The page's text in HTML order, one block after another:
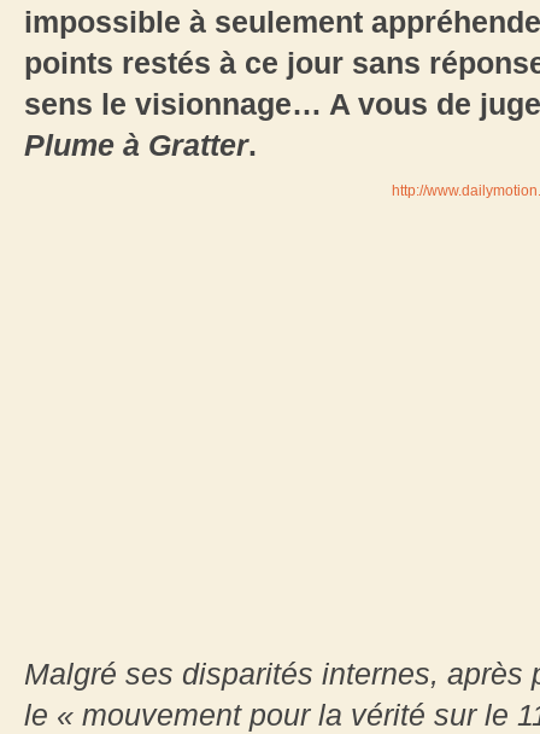
impossible à seulement
points restés à ce jour sans
sens le visionnage… A vous de
Plume à Gratter.
http://
Malgré ses disparités internes, après
le « mouvement pour la vérité sur le